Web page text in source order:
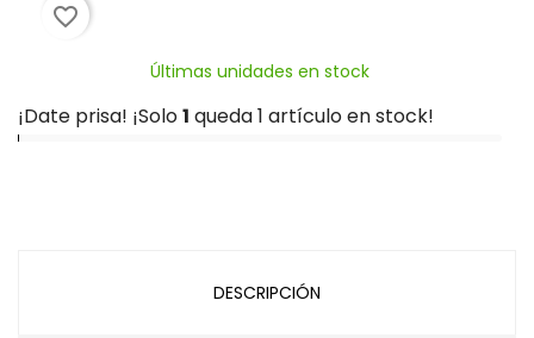
favorite_border
Últimas unidades en stock
¡Date prisa! ¡Solo1 queda 1 artículo en stock!
DESCRIPCIÓN